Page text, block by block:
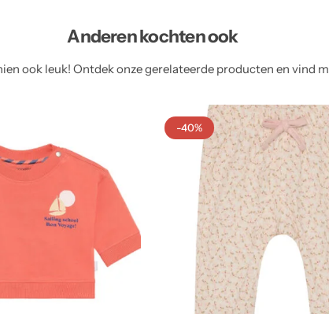
Anderen kochten ook
ook leuk! Ontdek onze gerelateerde producten en vind
-40%